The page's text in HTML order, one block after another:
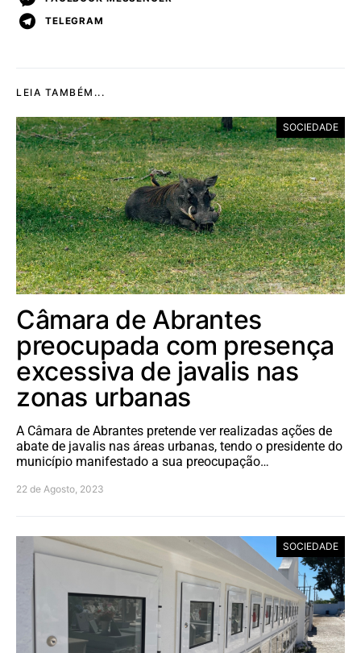
TELEGRAM
LEIA TAMBÉM...
SOCIEDADE
Câmara de Abrantes
preocupada com presença
excessiva de javalis nas
zonas urbanas
A Câmara de Abrantes pretende ver realizadas ações de
abate de javalis nas áreas urbanas, tendo o presidente do
município manifestado a sua preocupação…
22 de Agosto, 2023
SOCIEDADE